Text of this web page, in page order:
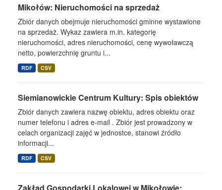
Mikołów: Nieruchomości na sprzedaż
Zbiór danych obejmuje nieruchomości gminne wystawione
na sprzedaż. Wykaz zawiera m.in. kategorię
nieruchomości, adres nieruchomości, cenę wywoławczą
netto, powierzchnię gruntu i...
RDF CSV
Siemianowickie Centrum Kultury: Spis obiektów
Zbiór danych zawiera nazwę obiektu, adres obiektu oraz
numer telefonu i adres e-mail . Zbiór jest prowadzony w
celach organizacji zajęć w jednostce, stanowi źródło
informacji...
RDF CSV